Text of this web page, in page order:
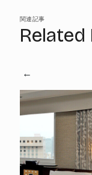
関連記事
Related